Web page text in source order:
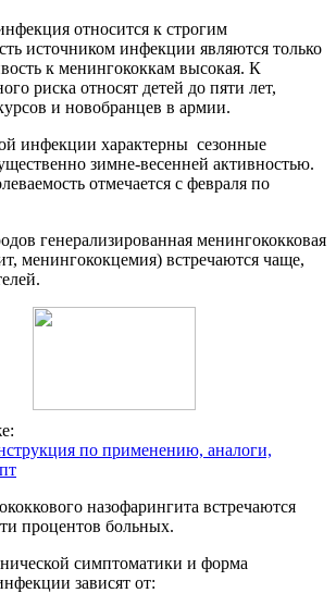
относится к строгим
источником инфекции являются только
к менингококкам высокая. К
риска относят детей до пяти лет,
и новобранцев в армии.
инфекции характерны сезонные
зимне-весенней активностью.
отмечается с февраля по
генерализированная менингококковая
менингококцемия) встречаются чаще,
по применению, аналоги,
назофарингита встречаются
процентов больных.
симптоматики и форма
зависят от: